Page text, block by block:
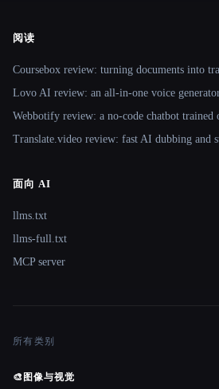
阅读
Coursebox review: turning documents into
Lovo AI review: an all-in-one voice
Webbotify review: a no-code chatbot trained
Translate.video review: fast AI dubbing and
面向 AI
llms.txt
llms-full.txt
MCP server
所有类别
🎨 图像与视觉